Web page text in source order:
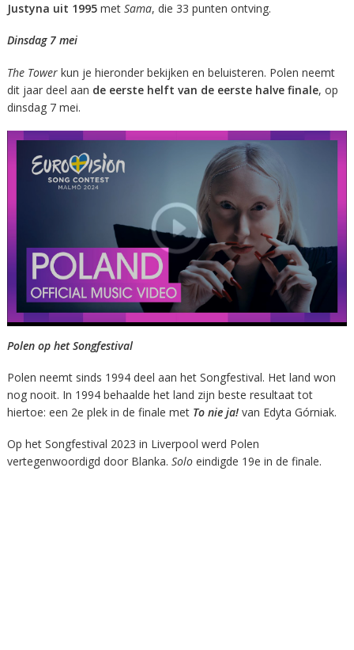
Justyna uit 1995met Sama, die 33 punten ontving.
Dinsdag 7 mei
The Tower kun je hieronder bekijken en beluisteren. Polen neemt
dit jaar deel aan de eerste helft van de eerste halve finale, op
dinsdag 7 mei.
Polen op het Songfestival
Polen neemt sinds 1994 deel aan het Songfestival. Het land won
nog nooit. In 1994 behaalde het land zijn beste resultaat tot
hiertoe: een 2e plek in de finale met To nie ja!van Edyta Górniak.
Op het Songfestival 2023 in Liverpool werd Polen
vertegenwoordigd door Blanka. Soloeindigde 19e in de finale.